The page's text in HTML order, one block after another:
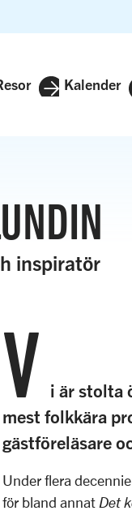
Kalender
inspiratör
V i är stolta
mest folkkära
gästföreläsare
Under flera
för bland annat Det